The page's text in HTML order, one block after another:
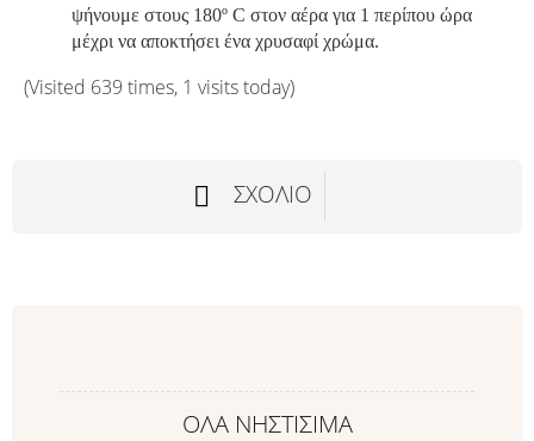
ψήνουμε στους 180º C στον αέρα για 1 περίπου ώρα
μέχρι να αποκτήσει ένα χρυσαφί χρώμα.
(Visited 639 times, 1 visits today)
ΣΧΌΛΙΟ
ΟΛΑ ΝΗΣΤΙΣΙΜΑ